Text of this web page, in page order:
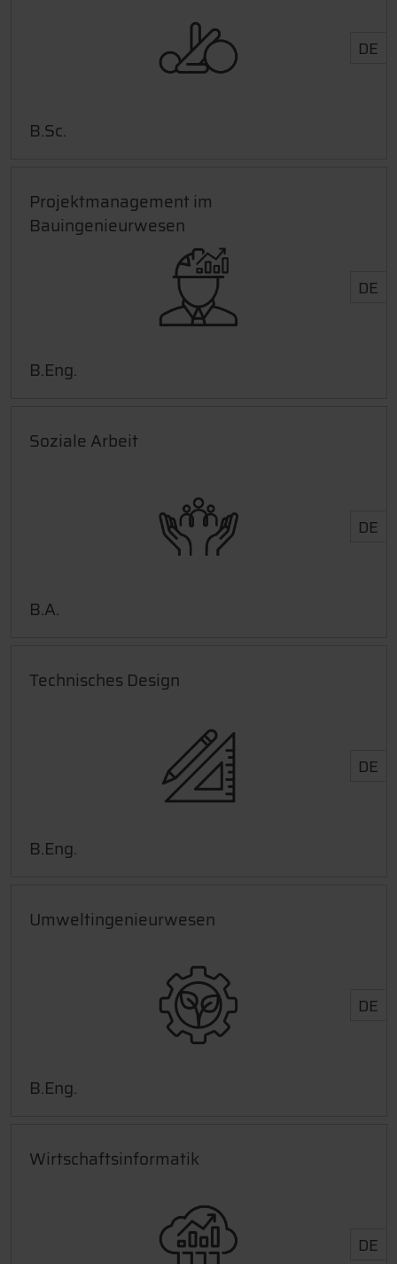
DE
B.Sc.
Projektmanagement im
Bauingenieurwesen
DE
B.Eng.
Soziale Arbeit
DE
B.A.
Technisches Design
DE
B.Eng.
Umweltingenieurwesen
DE
B.Eng.
Wirtschaftsinformatik
DE